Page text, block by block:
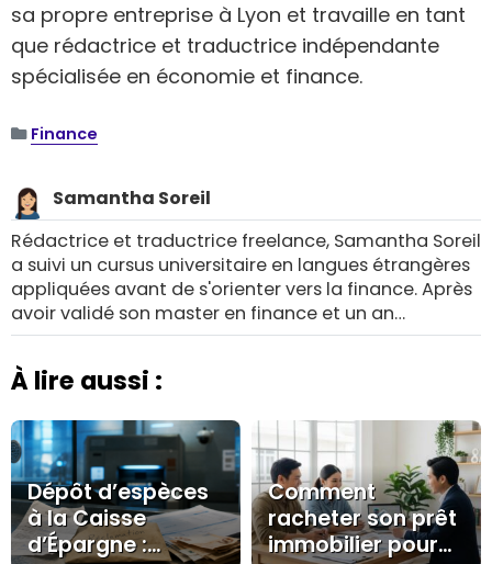
sa propre entreprise à Lyon et travaille en tant
que rédactrice et traductrice indépendante
spécialisée en économie et finance.
Finance
Samantha Soreil
Rédactrice et traductrice freelance, Samantha Soreil
a suivi un cursus universitaire en langues étrangères
appliquées avant de s'orienter vers la finance. Après
avoir validé son master en finance et un an
d'expérience en banque, elle décide de créer sa
propre entreprise à Lyon et travaille en tant que
rédactrice et traductrice indépendante spécialisée
À lire aussi :
Dépôt d’espèces
à la Caisse
d’Épargne :
Comment
racheter son prêt
immobilier pour